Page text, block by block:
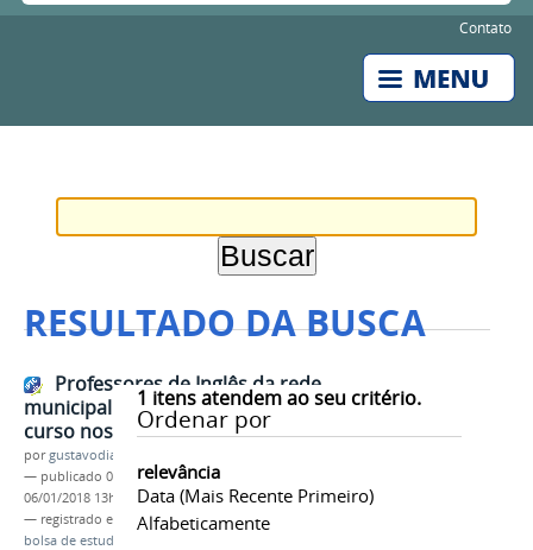
Contato
RESULTADO DA BUSCA
1 itens atendem ao seu critério.
Ordenar por
relevância
Data (mais Recente Primeiro)
Alfabeticamente
Professores de Inglês da rede
municipal são selecionados para
curso nos Estados Unidos
porgustavodias
— publicado 06/01/2018—última modificação
06/01/2018 13h53
— registrado em:
EFOPLI,professores de inglês
bolsa de estudos